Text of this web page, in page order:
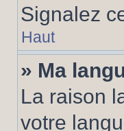
Signalez
Haut
» Ma
La raison
votre